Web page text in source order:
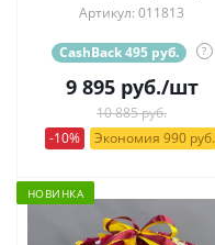
Артикул: 011813
CashBack 495 руб. ?
9 895руб./шт
10 885 руб.
-10%
Экономия 990 руб.
НОВИНКА